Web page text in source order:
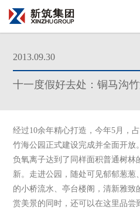
2013.09.30
十一度假好去处：铜马沟
经过10余年精心打造，今年5月，
竹海公园正式建设完成并全面开放
负氧离子达到了同样面积普通树林
新。走进公园，随处可见郁郁葱葱
的小桥流水、亭台楼阁，清新雅致
赏美景的同时，还可以在这里品